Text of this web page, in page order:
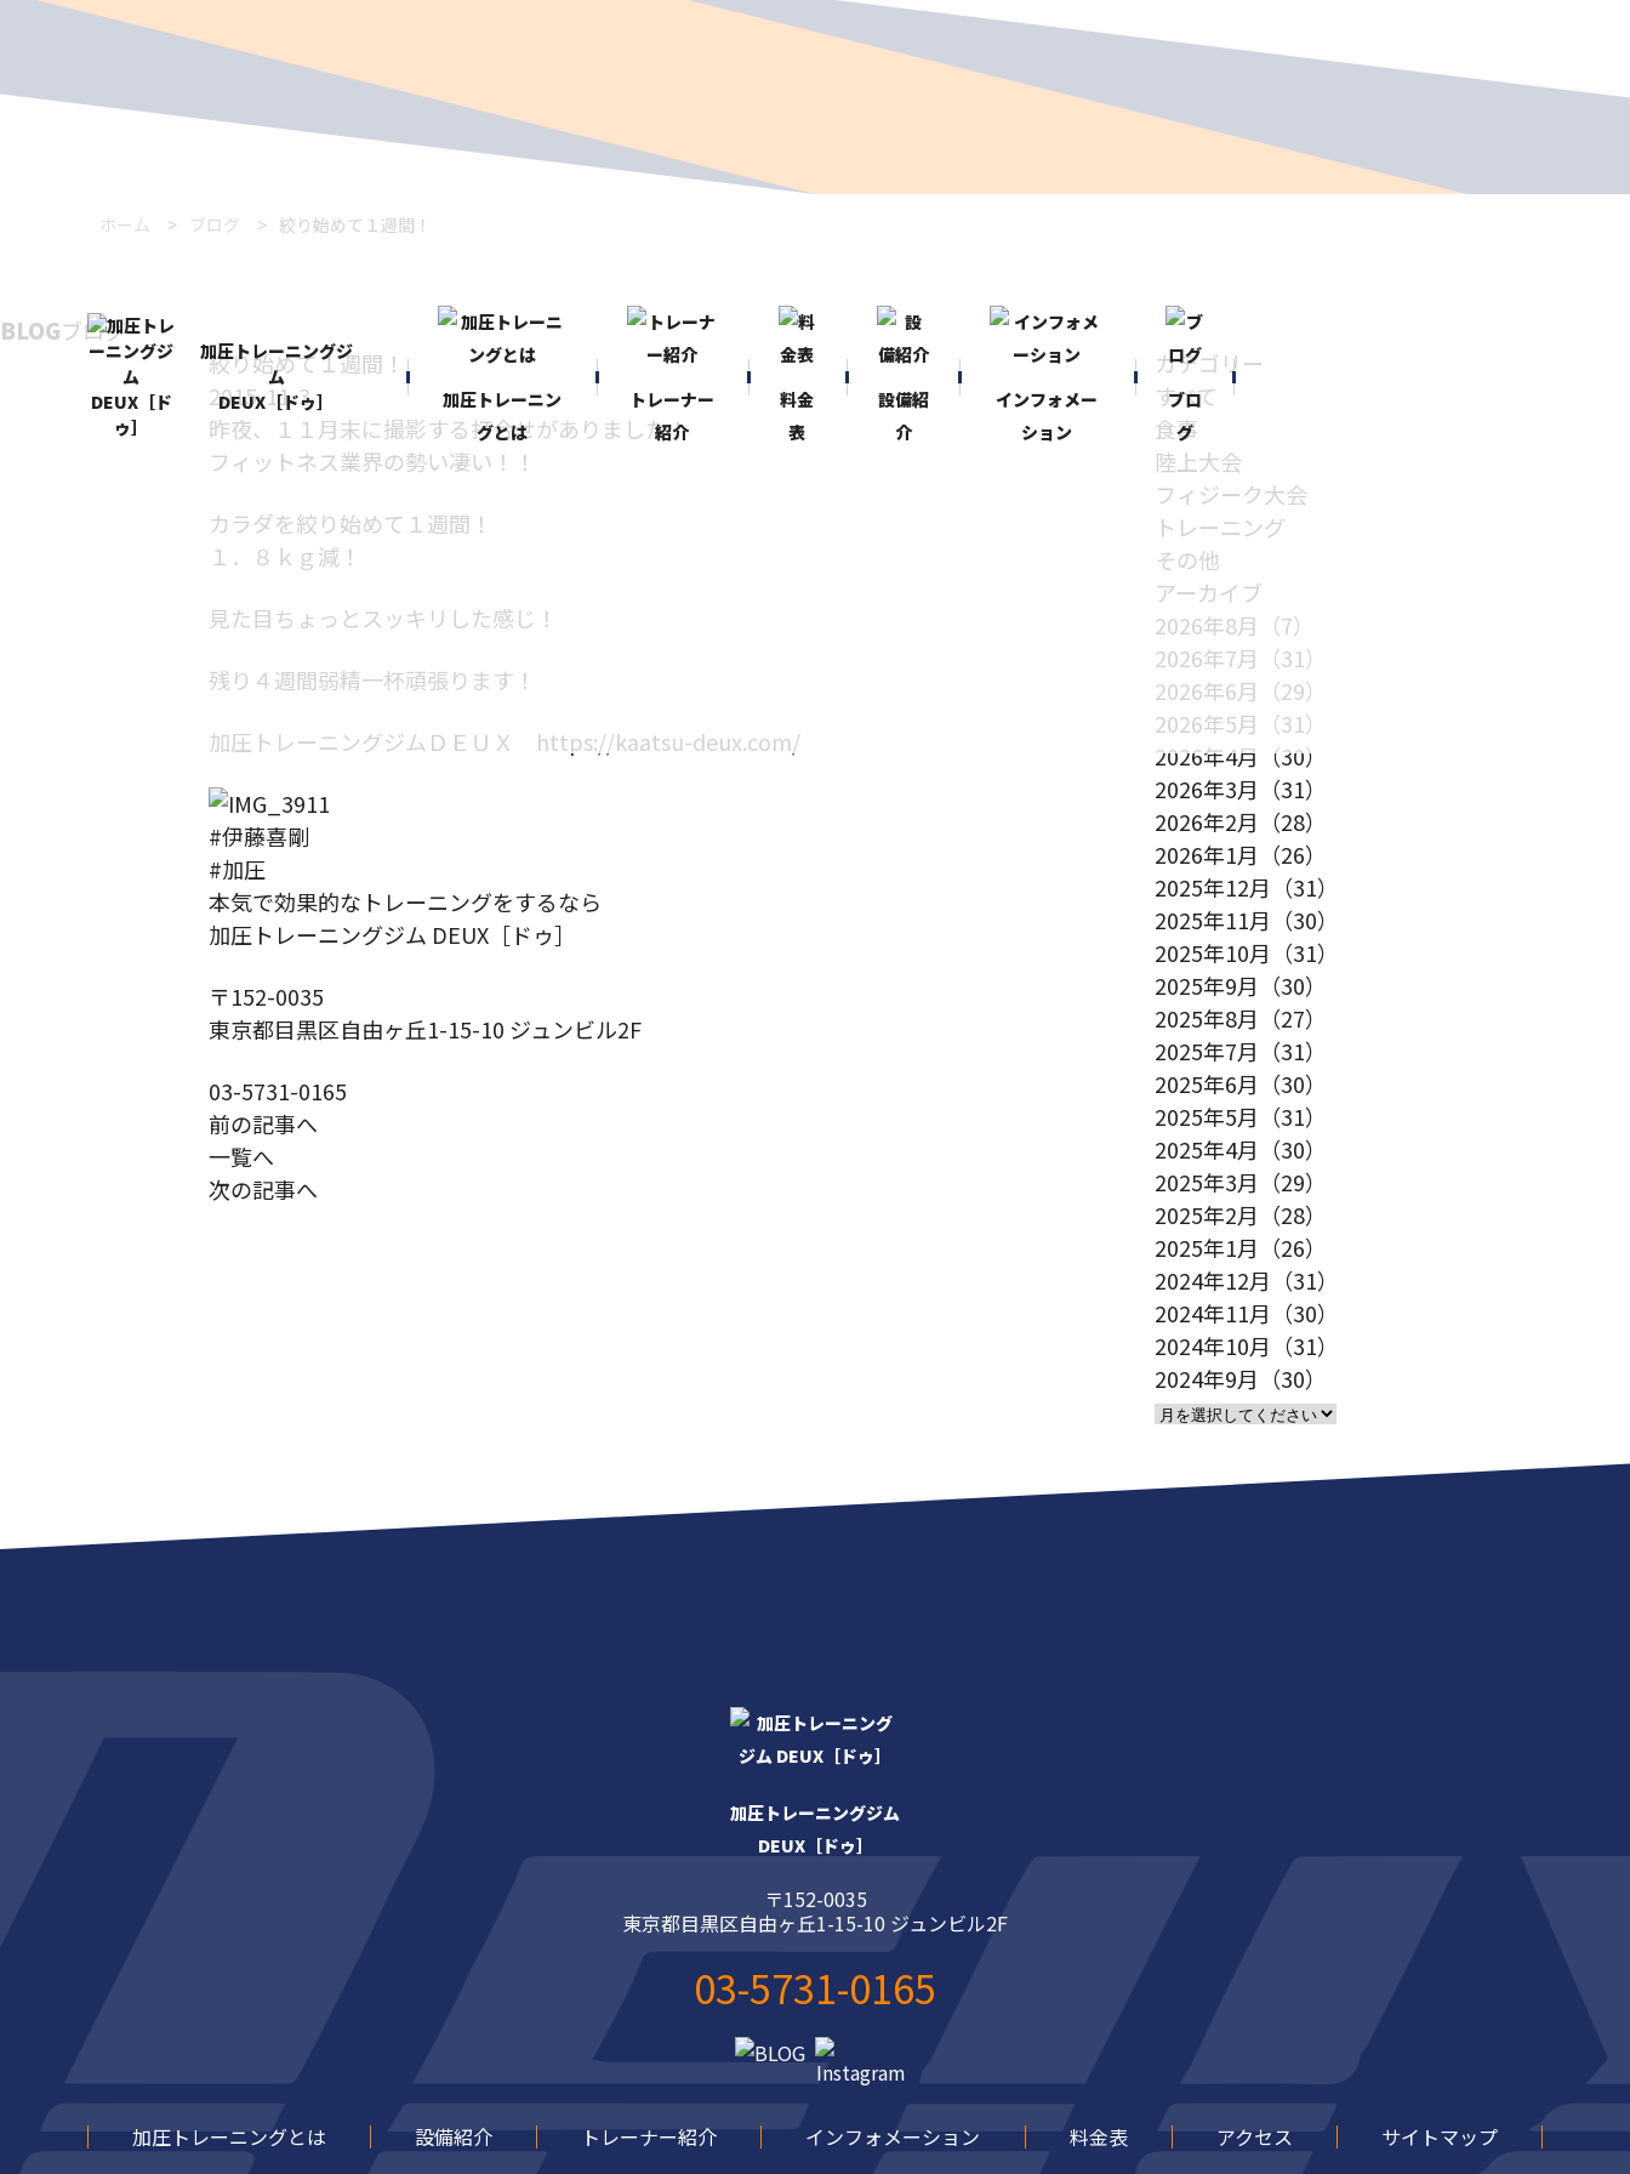
加圧トレーニングジ
ム
DEUX［ドゥ］
加圧トレーニン
グとは
トレーナー
紹介
料金
表
設備紹
介
インフォメー
ション
ブロ
グ
ホーム ブログ 絞り始めて１週間！
BLOGブログ
絞り始めて１週間！
2015-11-3
昨夜、１１月末に撮影する打合せがありました！
フィットネス業界の勢い凄い！！
カラダを絞り始めて１週間！
１．８ｋｇ減！
見た目ちょっとスッキリした感じ！
残り４週間弱精一杯頑張ります！
加圧トレーニングジムＤＥＵＸ https://kaatsu-deux.com/
#伊藤喜剛
#加圧
本気で効果的なトレーニングをするなら
加圧トレーニングジム DEUX［ドゥ］
〒152-0035
東京都目黒区自由ヶ丘1-15-10 ジュンビル2F
03-5731-0165
前の記事へ
一覧へ
次の記事へ
カテゴリー
すべて
食事
陸上大会
フィジーク大会
トレーニング
その他
アーカイブ
2026年8月（7）
2026年7月（31）
2026年6月（29）
2026年5月（31）
2026年4月（30）
2026年3月（31）
2026年2月（28）
2026年1月（26）
2025年12月（31）
2025年11月（30）
2025年10月（31）
2025年9月（30）
2025年8月（27）
2025年7月（31）
2025年6月（30）
2025年5月（31）
2025年4月（30）
2025年3月（29）
2025年2月（28）
2025年1月（26）
2024年12月（31）
2024年11月（30）
2024年10月（31）
2024年9月（30）
加圧トレーニングジム
DEUX［ドゥ］
〒152-0035
東京都目黒区自由ヶ丘1-15-10 ジュンビル2F
03-5731-0165
加圧トレーニングとは 設備紹介 トレーナー紹介 インフォメーション 料金表 アクセス サイトマップ